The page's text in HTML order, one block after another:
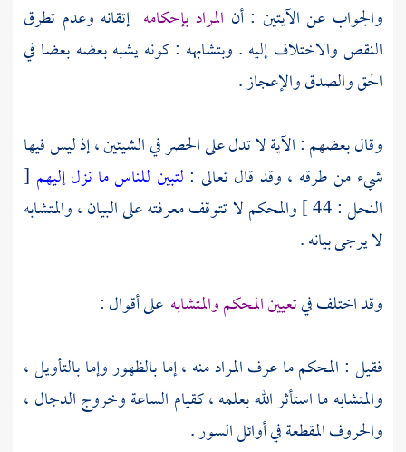
والجواب عن الآيتين : أن المراد بإحكامه إتقانه وعدم تطرق
النقص والاختلاف إليه . وبتشابهه : كونه يشبه بعضه بعضا في
الحق والصدق والإعجاز .
وقال بعضهم : الآية لا تدل على الحصر في الشيئين ، إذ ليس فيها
شيء من طرقه ، وقد قال تعالى : لتبين للناس ما نزل إليهم [
النحل : 44 ] والمحكم لا تتوقف معرفته على البيان ، والمتشابه
لا يرجى بيانه .
وقد اختلف فيتعيين المحكم والمتشابه على أقوال :
فقيل : المحكم ما عرف المراد منه ، إما بالظهور وإما بالتأويل ،
والمتشابه ما استأثر الله بعلمه ، كقيام الساعة وخروج الدجال ،
والحروف المقطعة في أوائل السور .